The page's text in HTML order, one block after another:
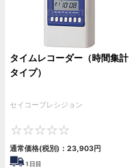
の計算を行います。
タイムレコーダー（時間集計
タイプ）
セイコープレシジョン
通常価格(税別)： 23,903円
1 日目